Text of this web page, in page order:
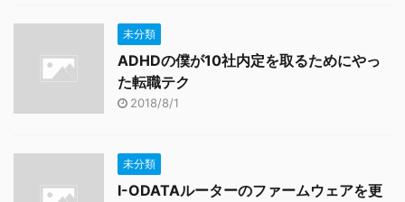
未分類
ADHDの僕が10社内定を取るためにやっ
た転職テク
2018/8/1
未分類
I-ODATAルーターのファームウェアを更